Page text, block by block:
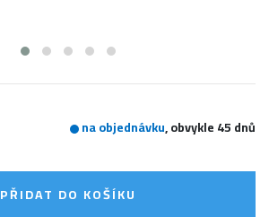
na objednávku, obvykle 45 dnů
PŘIDAT DO KOŠÍKU